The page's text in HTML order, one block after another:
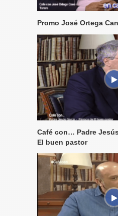
Promo José Ortega
Café con… Padre
El buen pastor